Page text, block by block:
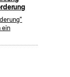
ein